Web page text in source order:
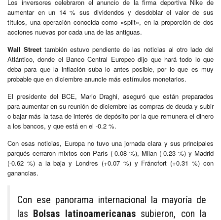
Los inversores celebraron el anuncio de la firma deportiva Nike de
aumentar en un 14 % sus dividendos y desdoblar el valor de sus
títulos, una operación conocida como «split», en la proporción de dos
acciones nuevas por cada una de las antiguas.
Wall Streettambién estuvo pendiente de las noticias al otro lado del
Atlántico, donde el Banco Central Europeo dijo que hará todo lo que
deba para que la inflación suba lo antes posible, por lo que es muy
probable que en diciembre anuncie más estímulos monetarios.
El presidente del BCE, Mario Draghi, aseguró que están preparados
para aumentar en su reunión de diciembre las compras de deuda y subir
o bajar más la tasa de interés de depósito por la que remunera el dinero
a los bancos, y que está en el -0.2 %.
Con esas noticias, Europa no tuvo una jornada clara y sus principales
parqués cerraron mixtos con París (-0.08 %), Milan (-0.23 %) y Madrid
(-0.62 %) a la baja y Londres (+0.07 %) y Fráncfort (+0.31 %) con
ganancias.
Con ese panorama internacional la mayoría de
las Bolsas latinoamericanassubieron, con la